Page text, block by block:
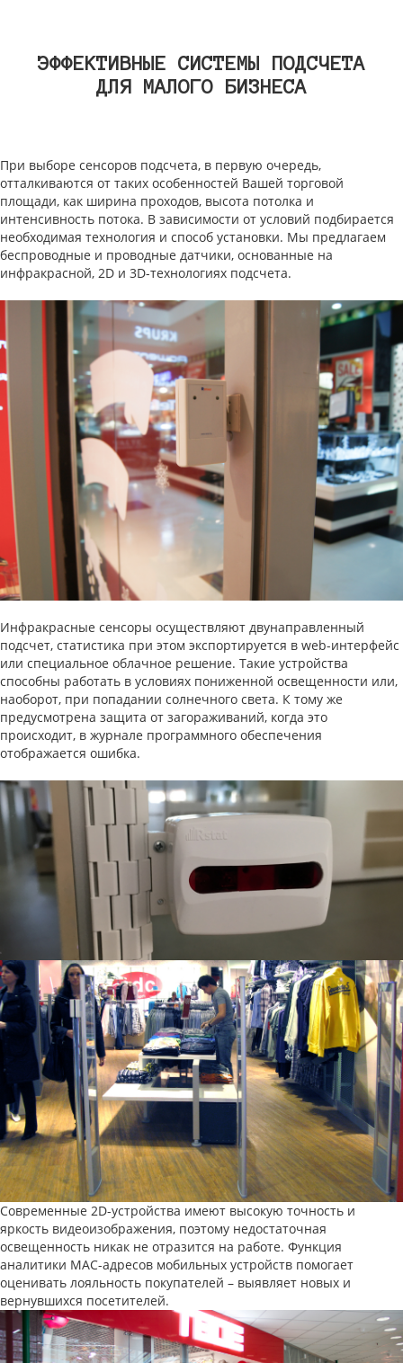
ЭФФЕКТИВНЫЕ СИСТЕМЫ ПОДСЧЕТА
ДЛЯ МАЛОГО БИЗНЕСА
При выборе сенсоров подсчета, в первую очередь,
отталкиваются от таких особенностей Вашей торговой
площади, как ширина проходов, высота потолка и
интенсивность потока. В зависимости от условий подбирается
необходимая технология и способ установки. Мы предлагаем
беспроводные и проводные датчики, основанные на
инфракрасной, 2D и 3D-технологиях подсчета.
Инфракрасные сенсоры осуществляют двунаправленный
подсчет, статистика при этом экспортируется в web-интерфейс
или специальное облачное решение. Такие устройства
способны работать в условиях пониженной освещенности или,
наоборот, при попадании солнечного света. К тому же
предусмотрена защита от загораживаний, когда это
происходит, в журнале программного обеспечения
отображается ошибка.
Современные 2D-устройства имеют высокую точность и
яркость видеоизображения, поэтому недостаточная
освещенность никак не отразится на работе. Функция
аналитики MAC-адресов мобильных устройств помогает
оценивать лояльность покупателей – выявляет новых и
вернувшихся посетителей.